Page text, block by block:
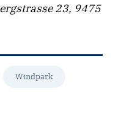
23, 9475
Windpark